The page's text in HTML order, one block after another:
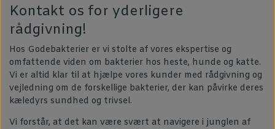
Kontakt os for yderligere
rådgivning!
Hos Godebakterier er vi stolte af vores ekspertise og
omfattende viden om bakterier hos heste, hunde og katte.
Vi er altid klar til at hjælpe vores kunder med rådgivning og
vejledning om de forskellige bakterier, der kan påvirke deres
kæledyrs sundhed og trivsel.
Vi forstår, at det kan være svært at navigere i junglen af